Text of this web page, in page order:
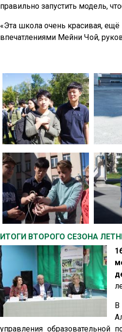
правильно запустить модель,
«Эта школа очень красивая,
впечатлениями Мейни Чой,
ИТОГИ ВТОРОГО СЕЗОНА
управления образовательной